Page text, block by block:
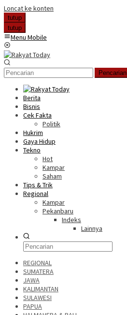
Loncat ke konten
tutup
tutup
Menu Mobile
Pencarian
Berita
Bisnis
Cek Fakta
Politik
Hukrim
Gaya Hidup
Tekno
Hot
Kampar
Saham
Tips & Trik
Regional
Kampar
Pekanbaru
Indeks
Lainnya
REGIONAL
SUMATERA
JAWA
KALIMANTAN
SULAWESI
PAPUA